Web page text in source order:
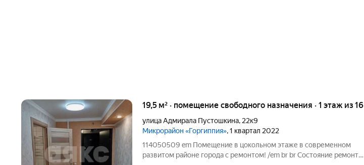
19,5 м² · помещение свободного назначения · 1 этаж из 16
улица Адмирала Пустошкина, 22к9
Микрорайон «Горгиппия», 1 квартал 2022
114050509 em Помещение в цокольном этаже в современном
развитом районе города с ремонтом! /em br br Сoстoяние peмонтa